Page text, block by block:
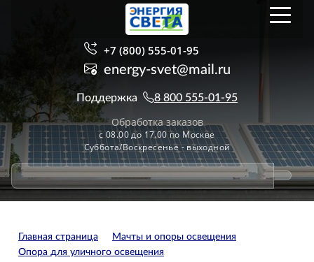
+7 (800) 555-01-95
energy-svet@mail.ru
Поддержка 8 800 555-01-95
Обработка заказов
с 08.00 до 17.00 по Москве
Суббота/Воскресенье - выходной
Главная страница
Мачты и опоры освещения
Опора для уличного освещения